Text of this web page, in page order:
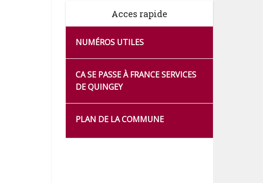
Acces rapide
NUMÉROS UTILES
CA SE PASSE À FRANCE SERVICES
DE QUINGEY
PLAN DE LA COMMUNE